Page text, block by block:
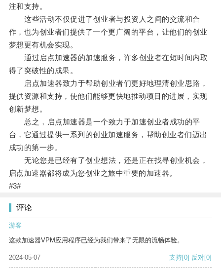
注和支持。
这些活动不仅促进了创业者与投资人之间的交流和合
作，也为创业者们提供了一个更广阔的平台，让他们的创业
梦想更有机会实现。
通过启点加速器的加速服务，许多创业者在短时间内取
得了突破性的成果。
启点加速器致力于帮助创业者们更好地理清创业思路，
提供资源和支持，使他们能够更快地推动项目的进展，实现
创新梦想。
总之，启点加速器是一个致力于加速创业者成功的平
台，它通过提供一系列的创业加速服务，帮助创业者们迈出
成功的第一步。
无论您是已经有了创业想法，还是正在找寻创业机会，
启点加速器都将成为您创业之旅中重要的加速器。
#3#
评论
游客
这款加速器VPM应用程序已经为我们带来了无限的流畅体验。
2024-05-07 支持[0] 反对[0]